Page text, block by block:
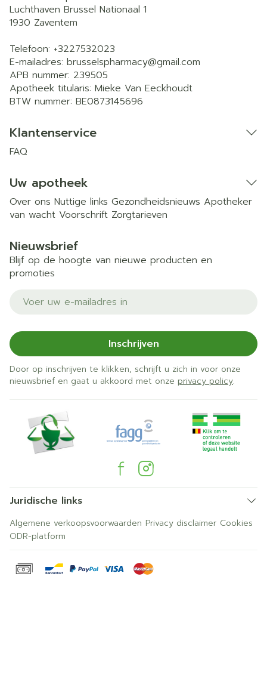
Luchthaven Brussel Nationaal 1
1930 Zaventem
Telefoon: +3227532023
E-mailadres: brusselspharmacy@gmail.com
APB nummer: 239505
Apotheek titularis: Mieke Van Eeckhoudt
BTW nummer: BE0873145696
Klantenservice
FAQ
Uw apotheek
Over ons Nuttige links Gezondheidsnieuws Apotheker
van wacht Voorschrift Zorgtarieven
Nieuwsbrief
Blijf op de hoogte van nieuwe producten en
promoties
E-mail adres
Inschrijven
Door op inschrijven te klikken, schrijft u zich in voor onze
nieuwsbrief en gaat u akkoord met onze privacy policy.
Juridische links
Algemene verkoopsvoorwaarden Privacy disclaimer Cookies
ODR-platform